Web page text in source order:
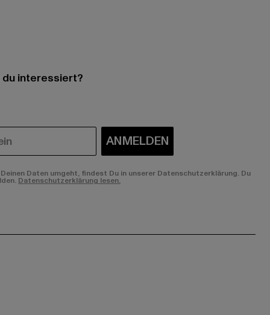
interessiert?
ANMELDEN
Daten umgeht, findest Du in unserer Datenschutzerklärung. Du
Datenschutzerklärung lesen.